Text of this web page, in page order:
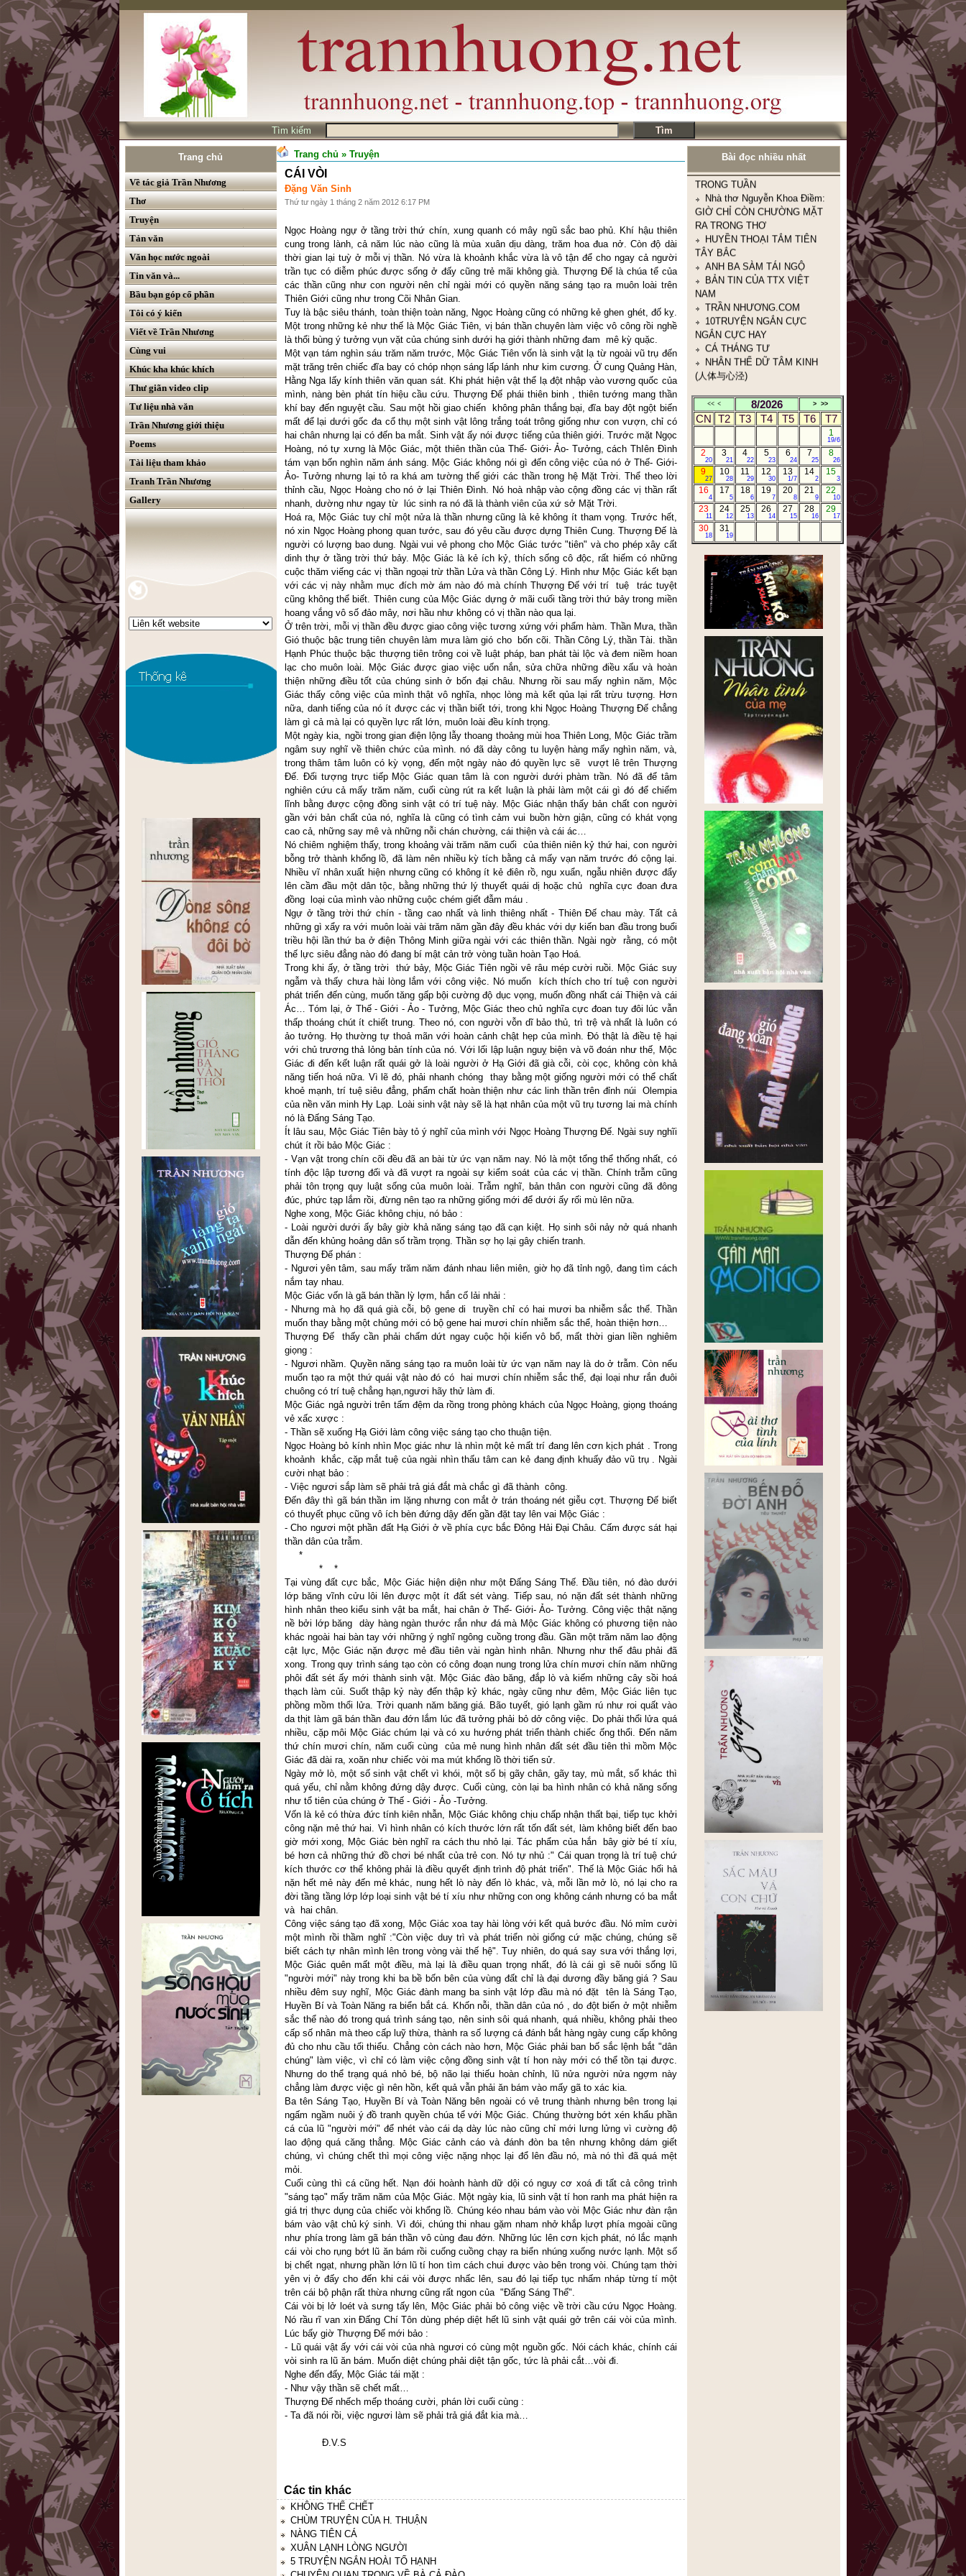
Tìm kiếm
Trang chủ
Về tác giả Trần Nhương
Thơ
Truyện
Tản văn
Văn học nước ngoài
Tin văn và...
Bầu bạn góp cổ phần
Tôi có ý kiến
Viết về Trần Nhương
Cùng vui
Khúc kha khúc khích
Thư giãn video clip
Tư liệu nhà văn
Trần Nhương giới thiệu
Poems
Tài liệu tham khảo
Tranh Trần Nhương
Gallery
Trang chủ » Truyện
CÁI VÒI
Đặng Văn Sinh
Thứ tư ngày 1 tháng 2 năm 2012 6:17 PM
Ngọc Hoàng ngự ở tầng trời thứ chín, xung quanh có mây ngũ sắc bao phủ. Khí hậu thiên
cung trong lành, cả năm lúc nào cũng là mùa xuân dịu dàng, trăm hoa đua nở. Còn độ dài
thời gian lại tuỳ ở mỗi vị thần. Nó vừa là khoảnh khắc vừa là vô tận để cho ngay cả người
trần tục có diễm phúc được sống ở đấy cũng trẻ mãi không già. Thượng Đế là chúa tể của
các thần cũng như con người nên chỉ ngài mới có quyền năng sáng tạo ra muôn loài trên
Thiên Giới cũng như trong Cõi Nhân Gian.
Tuy là bậc siêu thánh, toàn thiện toàn năng, Ngọc Hoàng cũng có những kẻ ghen ghét, đố kỵ.
Một trong những kẻ như thế là Mộc Giác Tiên, vị bán thần chuyên làm việc vô công rồi nghề
là thổi bùng ý tưởng vụn vặt của chúng sinh dưới hạ giới thành những đam mê kỳ quặc.
Một vạn tám nghìn sáu trăm năm trước, Mộc Giác Tiên vốn là sinh vật lạ từ ngoài vũ trụ đến
mặt trăng trên chiếc đĩa bay có chóp nhọn sáng lấp lánh như kim cương. Ở cung Quảng Hàn,
Hằng Nga lấy kính thiên văn quan sát. Khi phát hiện vật thể lạ đột nhập vào vương quốc của
mình, nàng bèn phát tín hiệu cầu cứu. Thượng Đế phái thiên binh , thiên tướng mang thần
khí bay đến nguyệt cầu. Sau một hồi giao chiến không phân thắng bại, đĩa bay đột ngột biến
mất để lại dưới gốc đa cổ thụ một sinh vật lông trắng toát trông giống như con vượn, chỉ có
hai chân nhưng lại có đến ba mắt. Sinh vật ấy nói được tiếng của thiên giới. Trước mặt Ngọc
Hoàng, nó tự xưng là Mộc Giác, một thiên thần của Thế- Giới- Ảo- Tưởng, cách ThIên Đình
tám vạn bốn nghìn năm ánh sáng. Mộc Giác không nói gì đến công việc của nó ở Thế- Giới-
Ảo- Tưởng nhưng lại tỏ ra khá am tường thế giới các thần trong hệ Mặt Trời. Thể theo lời
thỉnh cầu, Ngọc Hoàng cho nó ở lại Thiên Đình. Nó hoà nhập vào cộng đồng các vị thần rất
nhanh, dường như ngay từ lúc sinh ra nó đã là thành viên của xứ sở Mặt Trời.
Hoá ra, Mộc Giác tuy chỉ một nửa là thần nhưng cũng là kẻ không ít tham vọng. Trước hết,
nó xin Ngọc Hoàng phong quan tước, sau đó yêu cầu được dựng Thiên Cung. Thượng Đế là
người có lượng bao dung. Ngài vui vẻ phong cho Mộc Giác tước "tiên" và cho phép xây cất
dinh thự ở tầng trời thứ bảy. Mộc Giác là kẻ ích kỷ, thích sống cô độc, rất hiếm có những
cuộc thăm viếng các vị thần ngoại trừ thần Lửa và thần Công Lý. Hình như Mộc Giác kết bạn
với các vị này nhằm mục đích mờ ám nào đó mà chính Thượng Đế với trí tuệ trác tuyệt
cũng không thể biết. Thiên cung của Mộc Giác dựng ở mãi cuối tầng trời thứ bảy trong miền
hoang vắng vô số đảo mây, nơi hầu như không có vị thần nào qua lại.
Ở trên trời, mỗi vị thần đều được giao công việc tương xứng với phẩm hàm. Thần Mưa, thần
Gió thuộc bậc trung tiên chuyên làm mưa làm gió cho bốn cõi. Thần Công Lý, thần Tài. thần
Hạnh Phúc thuộc bậc thượng tiên trông coi về luật pháp, ban phát tài lộc và đem niềm hoan
lạc cho muôn loài. Mộc Giác được giao việc uốn nắn, sửa chữa những điều xấu và hoàn
thiện những điều tốt của chúng sinh ở bốn đại châu. Nhưng rồi sau mấy nghìn năm, Mộc
Giác thấy công việc của mình thật vô nghĩa, nhọc lòng mà kết qủa lại rất trừu tượng. Hơn
nữa, danh tiếng của nó ít được các vị thần biết tới, trong khi Ngọc Hoàng Thượng Đế chẳng
làm gì cả mà lại có quyền lực rất lớn, muôn loài đều kính trọng.
Một ngày kia, ngồi trong gian điện lộng lẫy thoang thoảng mùi hoa Thiên Long, Mộc Giác trầm
ngâm suy nghĩ về thiên chức của mình. nó đã dày công tu luyện hàng mấy nghìn năm, và,
trong thâm tâm luôn có kỳ vọng, đến một ngày nào đó quyền lực sẽ vượt lê trên Thượng
Đế. Đối tượng trực tiếp Mộc Giác quan tâm là con người dưới phàm trần. Nó đã để tâm
nghiên cứu cả mấy trăm năm, cuối cùng rút ra kết luận là phải làm một cái gì đó để chiếm
lĩnh bằng được cộng đồng sinh vật có trí tuệ này. Mộc Giác nhận thấy bản chất con người
gần với bản chất của nó, nghĩa là cũng có tình cảm vui buồn hờn giận, cũng có khát vọng
cao cả, những say mê và những nỗi chán chường, cái thiện và cái ác…
Nó chiêm nghiệm thấy, trong khoảng vài trăm năm cuối của thiên niên kỷ thứ hai, con người
bỗng trở thành khổng lồ, đã làm nên nhiều kỳ tích bằng cả mấy vạn năm trước đó cộng lại.
Nhiều vĩ nhân xuất hiện nhưng cũng có không ít kẻ điên rồ, ngu xuẩn, ngẫu nhiên được đẩy
lên cầm đầu một dân tộc, bằng những thứ lý thuyết quái dị hoặc chủ nghĩa cực đoan đưa
đồng loại của mình vào những cuộc chém giết đẫm máu .
Ngự ở tầng trời thứ chín - tầng cao nhất và linh thiêng nhất - Thiên Đế chau mày. Tất cả
những gì xẩy ra với muôn loài vài trăm năm gần đây đều khác với dự kiến ban đầu trong buổi
triều hội lần thứ ba ở điện Thông Minh giữa ngài với các thiên thần. Ngài ngờ rằng, có một
thế lực siêu đẳng nào đó đang bí mật cản trở vòng tuần hoàn Tạo Hoá.
Trong khi ấy, ở tầng trời thứ bảy, Mộc Giác Tiên ngồi vê râu mép cười ruồi. Mộc Giác suy
ngẫm và thấy chưa hài lòng lắm với công việc. Nó muốn kích thích cho trí tuệ con người
phát triển đến cùng, muốn tăng gấp bội cường độ dục vọng, muốn đồng nhất cái Thiện và cái
Ác… Tóm lại, ở Thế - Giới - Ảo - Tưởng, Mộc Giác theo chủ nghĩa cực đoan tuy đôi lúc vẫn
thấp thoáng chút ít chiết trung. Theo nó, con người vỗn dĩ bảo thủ, trì trệ và nhất là luôn có
ảo tưởng. Họ thường tự thoả mãn với hoàn cảnh chật hẹp của mình. Đó thật là điều tệ hại
với chủ trương thả lỏng bản tính của nó. Với lối lập luận nguỵ biện và võ đoán như thế, Mộc
Giác đi đến kết luận rất quái gở là loài người ở Hạ Giới đã già cỗi, còi cọc, không còn khả
năng tiến hoá nữa. Vì lẽ đó, phải nhanh chóng thay bằng một giống người mới có thể chất
khoẻ mạnh, trí tuệ siêu đẳng, phẩm chất hoàn thiện như các linh thần trên đỉnh núi Olempia
của nền văn minh Hy Lạp. Loài sinh vật này sẽ là hạt nhân của một vũ trụ tương lai mà chính
nó là Đấng Sáng Tạo.
Ít lâu sau, Mộc Giác Tiên bày tỏ ý nghĩ của mình với Ngọc Hoàng Thượng Đế. Ngài suy nghĩi
chút ít rồi bảo Mộc Giác :
- Vạn vật trong chín cõi đều đã an bài từ ức vạn năm nay. Nó là một tổng thể thống nhất, có
tính độc lập tương đối và đã vượt ra ngoài sự kiểm soát của các vị thần. Chính trẫm cũng
phải tôn trọng quy luật sống của muôn loài. Trẫm nghĩ, bản thân con người cũng đã đông
đúc, phức tạp lắm rồi, đừng nên tạo ra những giống mới để dưới ấy rối mù lên nữa.
Nghe xong, Mộc Giác không chịu, nó bảo :
- Loài người dưới ấy bây giờ khả năng sáng tạo đã cạn kiệt. Họ sinh sôi nảy nở quá nhanh
dẫn đến khủng hoảng dân số trầm trọng. Thần sợ họ lại gây chiến tranh.
Thượng Đế phán :
- Ngươi yên tâm, sau mấy trăm năm đánh nhau liên miên, giờ họ đã tỉnh ngộ, đang tìm cách
nắm tay nhau.
Mộc Giác vốn là gã bán thần lỳ lợm, hắn cố lải nhải :
- Nhưng mà họ đã quá già cỗi, bộ gene di truyền chỉ có hai mươi ba nhiễm sắc thể. Thần
muốn thay bằng một chủng mới có bộ gene hai mươi chín nhiễm sắc thể, hoàn thiện hơn…
Thượng Đế thấy cần phải chấm dứt ngay cuộc hội kiến vô bổ, mất thời gian liền nghiêm
giọng :
- Ngươi nhầm. Quyền năng sáng tạo ra muôn loài từ ức vạn năm nay là do ở trẫm. Còn nếu
muốn tạo ra một thứ quái vật nào đó có hai mươi chín nhiễm sắc thể, đại loại như rắn đuôi
chuông có trí tuệ chẳng hạn,ngươi hãy thử làm đi.
Mộc Giác ngả người trên tấm đệm da rồng trong phòng khách của Ngọc Hoàng, giọng thoáng
vẻ xấc xược :
- Thần sẽ xuống Hạ Giới làm công việc sáng tạo cho thuận tiện.
Ngọc Hoàng bỏ kính nhìn Mọc giác như là nhìn một kẻ mất trí đang lên cơn kịch phát . Trong
khoảnh khắc, cặp mắt tuệ của ngài nhìn thấu tâm can kẻ đang định khuấy đảo vũ trụ . Ngài
cười nhạt bảo :
- Việc ngươi sắp làm sẽ phải trả giá đắt mà chắc gì đã thành công.
Đến đây thì gã bán thần im lặng nhưng con mắt ở trán thoáng nét giễu cợt. Thượng Đế biết
có thuyết phục cũng vô ích bèn đứng dậy đến gần đặt tay lên vai Mộc Giác :
- Cho ngươi một phần đất Hạ Giới ở về phía cực bắc Đông Hải Đại Châu. Cấm được sát hại
thần dân của trẫm.
*
* *
Tại vùng đất cực bắc, Mộc Giác hiện diện như một Đấng Sáng Thế. Đầu tiên, nó đào dưới
lớp băng vĩnh cửu lôi lên được một ít đất sét vàng. Tiếp sau, nó nặn đất sét thành những
hình nhân theo kiểu sinh vật ba mắt, hai chân ở Thế- Giới- Ảo- Tưởng. Công việc thật nặng
nề bởi lớp băng dày hàng ngàn thước rắn như đá mà Mộc Giác không có phương tiện nào
khác ngoài hai bàn tay với những ý nghĩ ngông cuồng trong đầu. Gần một trăm năm lao động
cật lực, Mộc Giác nặn được mẻ đầu tiên vài ngàn hình nhân. Nhưng như thế đâu phải đã
xong. Trong quy trình sáng tạo còn có công đoạn nung trong lửa chín mươi chín năm những
phôi đất sét ấy mới thành sinh vật. Mộc Giác đào băng, đắp lò và kiếm những cây sồi hoá
thạch làm củi. Suốt thập kỷ này đến thập kỷ khác, ngày cũng như đêm, Mộc Giác liên tục
phồng mồm thổi lửa. Trời quanh năm băng giá. Bão tuyết, gió lạnh gầm rú như roi quất vào
da thịt làm gã bán thần đau đớn lắm lúc đã tưởng phải bỏ dở công việc. Do phải thổi lửa quá
nhiều, cặp môi Mộc Giác chúm lại và có xu hướng phát triển thành chiếc ống thổi. Đến năm
thứ chín mươi chín, năm cuối cùng của mẻ nung hình nhân đất sét đầu tiên thì mồm Mộc
Giác đã dài ra, xoăn như chiếc vòi ma mút khổng lồ thời tiến sử.
Ngày mở lò, một số sinh vật chết vì khói, một số bị gãy chân, gãy tay, mù mắt, số khác thì
quá yếu, chỉ nằm không đứng dậy được. Cuối cùng, còn lại ba hình nhân có khả năng sống
như tổ tiên của chúng ở Thế - Giới - Ảo -Tưởng.
Vốn là kẻ có thừa đức tính kiên nhẫn, Mộc Giác không chịu chấp nhận thất bại, tiếp tục khởi
công nặn mẻ thứ hai. Vì hình nhân có kích thước lớn rất tốn đất sét, làm không biết đến bao
giờ mới xong, Mộc Giác bèn nghĩ ra cách thu nhỏ lại. Tác phẩm của hắn bây giờ bé tí xíu,
bé hơn cả những thứ đồ chơi bé nhất của trẻ con. Nó tự nhủ :" Cái quan trọng là trí tuệ chứ
kích thước cơ thể không phải là điều quyết định trình độ phát triển". Thế là Mộc Giác hối hả
nặn hết mẻ này đến mẻ khác, nung hết lò này đến lò khác, và, mỗi lần mở lò, nó lại cho ra
đời tầng tầng lớp lớp loại sinh vật bé tí xíu như những con ong không cánh nhưng có ba mắt
và hai chân.
Công việc sáng tạo đã xong, Mộc Giác xoa tay hài lòng với kết quả bước đầu. Nó mỉm cười
một mình rồi thầm nghĩ :"Còn việc duy trì và phát triển nòi giống cứ mặc chúng, chúng sẽ
biết cách tự nhân mình lên trong vòng vài thế hệ". Tuy nhiên, do quá say sưa với thắng lợi,
Mộc Giác quên mất một điều, mà lại là điều quan trọng nhất, đó là cái gì sẽ nuôi sống lũ
"người mới" này trong khi ba bề bốn bên của vùng đất chỉ là đại dương đầy băng giá ? Sau
nhiều đêm suy nghĩ, Mộc Giác đành mang ba sinh vật lớp đầu mà nó đặt tên là Sáng Tạo,
Huyền Bí và Toàn Năng ra biển bắt cá. Khốn nỗi, thần dân của nó , do đột biến ở một nhiễm
sắc thể nào đó trong quá trình sáng tạo, nên sinh sôi quá nhanh, quá nhiều, không phải theo
cấp số nhân mà theo cấp luỹ thừa, thành ra số lượng cá đánh bắt hàng ngày cung cấp không
đủ cho nhu cầu tối thiểu. Chẳng còn cách nào hơn, Mộc Giác phải ban bố sắc lệnh bắt "dân
chúng" làm việc, vì chỉ có làm việc cộng đồng sinh vật tí hon này mới có thể tồn tại được.
Nhưng do thể trạng quá nhỏ bé, bộ não lại thiếu hoàn chỉnh, lũ nửa người nửa ngợm này
chẳng làm được việc gì nên hồn, kết quả vẫn phải ăn bám vào mấy gã to xác kia.
Ba tên Sáng Tạo, Huyền Bí và Toàn Năng bên ngoài có vẻ trung thành nhưng bên trong lại
ngấm ngầm nuôi ý đồ tranh quyền chúa tể với Mộc Giác. Chúng thường bớt xén khẩu phần
cá của lũ "người mới" để nhét vào cái dạ dày lúc nào cũng chỉ mới lưng lửng vì cường độ
lao động quá căng thẳng. Mộc Giác cảnh cáo và đánh đòn ba tên nhưng không dám giết
chúng, vì chúng chết thì mọi công việc nặng nhọc lại đổ lên đầu nó, mà nó thì đã quá mệt
mỏi.
Cuối cùng thì cá cũng hết. Nạn đói hoành hành dữ dội có nguy cơ xoá đi tất cả công trình
"sáng tạo" mấy trăm năm của Mộc Giác. Một ngày kia, lũ sinh vật tí hon ranh ma phát hiện ra
giá trị thực dụng của chiếc vòi khổng lồ. Chúng kéo nhau bám vào vòi Mộc Giác như đàn rận
bám vào vật chủ ký sinh. Vì đói, chúng thi nhau gặm nham nhở khắp lượt phía mgoài cũng
như phía trong làm gã bán thần vô cùng đau đớn. Những lúc lên cơn kịch phát, nó lắc mạnh
cái vòi cho rụng bớt lũ ăn bám rồi cuống cuồng chạy ra biển nhúng xuống nước lạnh. Một số
bị chết ngạt, nhưng phần lớn lũ tí hon tìm cách chui được vào bên trong vòi. Chúng tạm thời
yên vị ở đấy cho đến khi cái vòi được nhấc lên, sau đó lại tiếp tục nhấm nháp từng tí một
trên cái bộ phận rất thừa nhưng cũng rất ngon của "Đấng Sáng Thế".
Cái vòi bị lở loét và sưng tấy lên, Mộc Giác phải bỏ công việc về trời cầu cứu Ngọc Hoàng.
Nó rầu rĩ van xin Đấng Chí Tôn dùng phép diệt hết lũ sinh vật quái gở trên cái vòi của mình.
Lúc bấy giờ Thượng Đế mới bảo :
- Lũ quái vật ấy với cái vòi của nhà ngươi có cùng một nguồn gốc. Nói cách khác, chính cái
vòi sinh ra lũ ăn bám. Muốn diệt chúng phải diệt tận gốc, tức là phải cắt…vòi đi.
Nghe đến đấy, Mộc Giác tái mặt :
- Như vậy thần sẽ chết mất…
Thượng Đế nhếch mếp thoáng cười, phán lời cuối cùng :
- Ta đã nói rồi, việc ngươi làm sẽ phải trả giá đắt kia mà…
Đ.V.S
Các tin khác
KHÔNG THỂ CHẾT
CHÙM TRUYỆN CỦA H. THUẬN
NÀNG TIÊN CÁ
XUÂN LẠNH LÒNG NGƯỜI
5 TRUYỆN NGẮN HOÀI TỐ HẠNH
Bài đọc nhiều nhất
ĐÔI NÉT KỂ VỀ MÌNH
TRONG TUẦN
Nhà thơ Nguyễn Khoa Điềm:
GIỜ CHỈ CÒN CHƯỜNG MẶT
RA TRONG THƠ
HUYỀN THOẠI TẮM TIÊN
ANH BA SÀM TÁI NGỘ
BẢN TIN CỦA TTX VIỆT
NAM
TRẦN NHƯƠNG.COM
10TRUYỆN NGẮN CỰC
NGẮN CỰC HAY
CÁ THÁNG TƯ
NHÂN THỂ DỮ TÂM KINH
(人体与心泾)
<< < 8/2026 > >>
CN T2 T3 T4 T5 T6 T7
1
19/6
2
20
3
21
4
22
5
23
6
24
7
25
8
26
9
27
10
28
11
29
12
30
13
1/7
14
2
15
3
16
4
17
5
18
6
19
7
20
8
21
9
22
10
23
11
24
12
25
13
26
14
27
15
28
16
29
17
30
18
31
19